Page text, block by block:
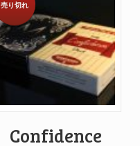
売り切れ
Confidence